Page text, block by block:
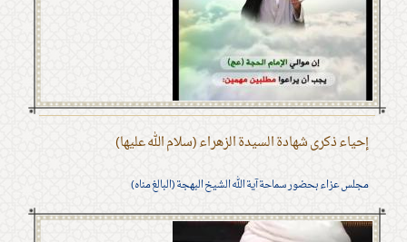
إحياء ذكرى شهادة السيدة الزهراء (سلام الله عليها)
مجلس عزاء بحضور سماحة آية الله الشيخ البهجة (البالغ مناه)